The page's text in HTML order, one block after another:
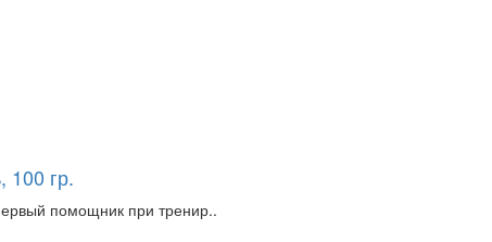
100 гр.
помощник при тренир..